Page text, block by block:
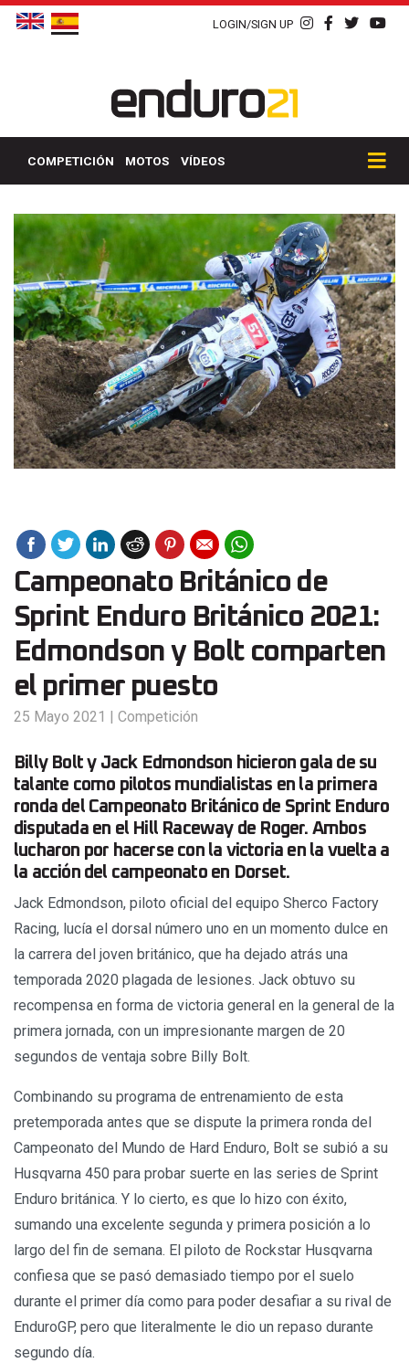
LOGIN/SIGN UP
COMPETICIÓN MOTOS VÍDEOS
Campeonato Británico de
Sprint Enduro Británico 2021:
Edmondson y Bolt comparten
el primer puesto
25 Mayo 2021 | Competición
Billy Bolt y Jack Edmondson hicieron gala de su
talante como pilotos mundialistas en la primera
ronda del Campeonato Británico de Sprint Enduro
disputada en el Hill Raceway de Roger. Ambos
lucharon por hacerse con la victoria en la vuelta a
la acción del campeonato en Dorset.
Jack Edmondson, piloto oficial del equipo Sherco Factory
Racing, lucía el dorsal número uno en un momento dulce en
la carrera del joven británico, que ha dejado atrás una
temporada 2020 plagada de lesiones. Jack obtuvo su
recompensa en forma de victoria general en la general de la
primera jornada, con un impresionante margen de 20
segundos de ventaja sobre Billy Bolt.
Combinando su programa de entrenamiento de esta
pretemporada antes que se dispute la primera ronda del
Campeonato del Mundo de Hard Enduro, Bolt se subió a su
Husqvarna 450 para probar suerte en las series de Sprint
Enduro británica. Y lo cierto, es que lo hizo con éxito,
sumando una excelente segunda y primera posición a lo
largo del fin de semana. El piloto de Rockstar Husqvarna
confiesa que se pasó demasiado tiempo por el suelo
durante el primer día como para poder desafiar a su rival de
EnduroGP, pero que literalmente le dio un repaso durante
segundo día.